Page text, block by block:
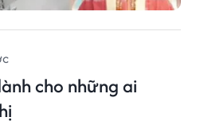
cho những ai